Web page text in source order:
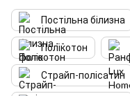
Постільна білизна
Полікотон
Страйп-полісатин